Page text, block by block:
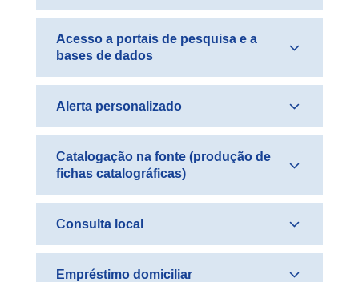
Acesso a portais de pesquisa e a
bases de dados
Alerta personalizado
Catalogação na fonte (produção de
fichas catalográficas)
Consulta local
Empréstimo domiciliar